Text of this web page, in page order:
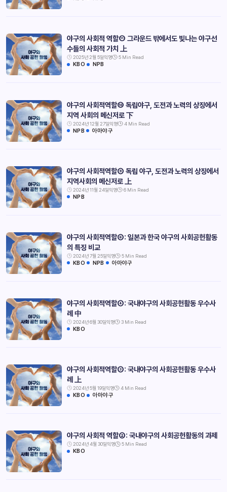
야구의 사회적 역할⑪ 그라운드 밖에서도 빛나는 야구선
수들의 사회적 가치 上
2025년 2월 5일익명 5 Min Read
KBO NPB
야구의 사회적역할⑩ 독립야구, 도전과 노력의 상징에서
지역 사회의 메신저로 下
2024년 12월 27일익명 4 Min Read
NPB 아마야구
야구의 사회적역할⑨ 독립 야구, 도전과 노력의 상징에서
지역사회의 메신저로 上
2024년 11월 24일익명 6 Min Read
NPB
야구의 사회적역할⑥: 일본과 한국 야구의 사회공헌활동
의 특징 비교
2024년 7월 25일익명 5 Min Read
KBO NPB 아마야구
야구의 사회적역할④: 국내야구의 사회공헌활동 우수사
례 中
2024년 6월 30일익명 3 Min Read
KBO
야구의 사회적역할③: 국내야구의 사회공헌활동 우수사
례 上
2024년 5월 19일익명 4 Min Read
KBO 아마야구
야구의 사회적 역할②: 국내야구의 사회공헌활동의 과제
2024년 4월 30일익명 5 Min Read
KBO